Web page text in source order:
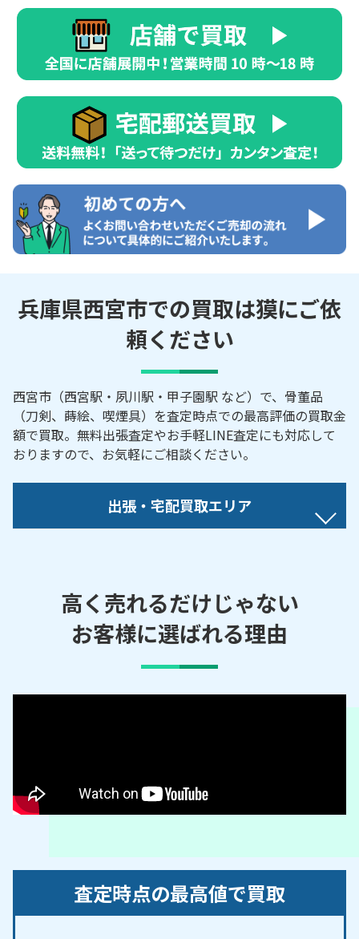
兵庫県西宮市での買取は獏にご依
頼ください
西宮市（西宮駅・夙川駅・甲子園駅 など）で、骨董品
（刀剣、蒔絵、喫煙具）を査定時点での最高評価の買取金
額で買取。無料出張査定やお手軽LINE査定にも対応して
おりますので、お気軽にご相談ください。
出張・宅配買取エリア
町／愛宕山／荒戎町／荒木町／池田町／池開町／石
在町／石刎町／泉町／一ケ谷町／市庭町／一里山町
／今在家町／今津曙町／上ケ原山田町／上田中町／
上田東町／上田西町／江上町／枝川町／老松町／大
急今津線／阪神本線
屋駅（阪神）駅／香櫨園駅／出屋敷駅／大物駅／尼
崎センタープール前駅／鳴尾・武庫川女子大前駅
高く売れるだけじゃない
お客様に選ばれる理由
査定時点の最高値で買取